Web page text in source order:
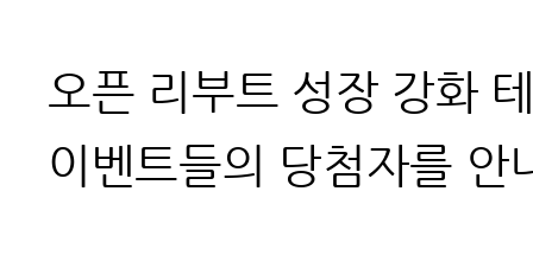
오픈 리부트 성장 강화
이벤트들의 당첨자를 안